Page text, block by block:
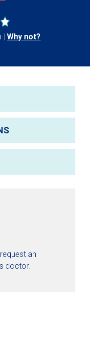
Why not?
an
doctor.